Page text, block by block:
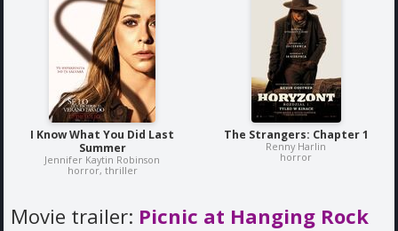
I Know What You Did Last
Summer
Jennifer Kaytin Robinson
horror, thriller
The Strangers: Chapter 1
Renny Harlin
horror
Movie trailer: Picnic at Hanging Rock